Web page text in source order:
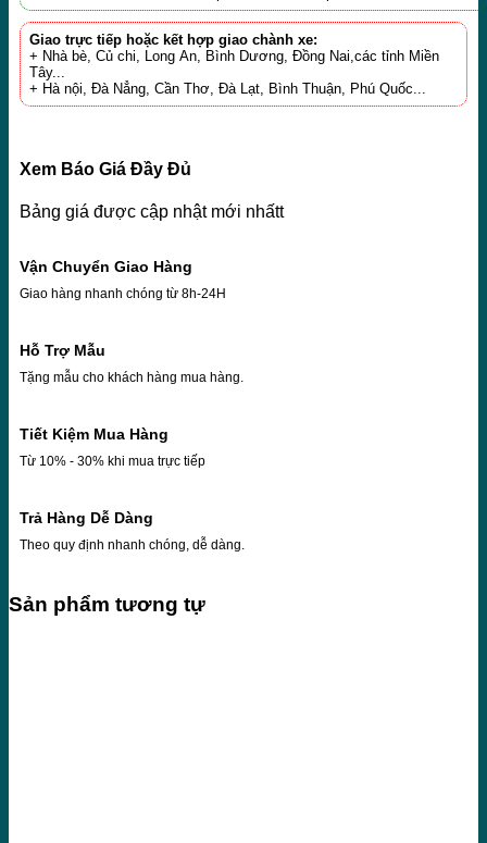
Giao trực tiếp hoặc kết hợp giao chành xe:
+ Nhà bè, Củ chi, Long An, Bình Dương, Đồng Nai,các tỉnh Miền
Tây...
+ Hà nội, Đà Nẳng, Cần Thơ, Đà Lạt, Bình Thuận, Phú Quốc...
Xem Báo Giá Đầy Đủ
Bảng giá được cập nhật mới nhấtt
Vận Chuyển Giao Hàng
Giao hàng nhanh chóng từ 8h-24H
Hỗ Trợ Mẫu
Tặng mẫu cho khách hàng mua hàng.
Tiết Kiệm Mua Hàng
Từ 10% - 30% khi mua trực tiếp
Trả Hàng Dễ Dàng
Theo quy định nhanh chóng, dễ dàng.
Sản phẩm tương tự